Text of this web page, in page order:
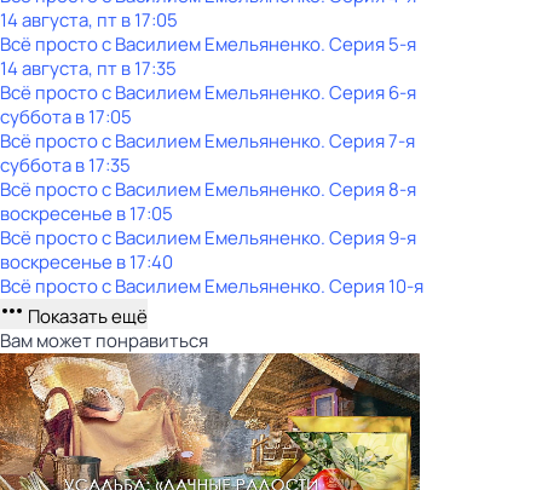
14 августа, пт в 17:05
Всё просто с Василием Емельяненко. Серия 5-я
14 августа, пт в 17:35
Всё просто с Василием Емельяненко. Серия 6-я
субботав17:05
Всё просто с Василием Емельяненко. Серия 7-я
субботав17:35
Всё просто с Василием Емельяненко. Серия 8-я
воскресенье в17:05
Всё просто с Василием Емельяненко. Серия 9-я
воскресенье в17:40
Всё просто с Василием Емельяненко. Серия 10-я
Показать ещё
Вам может понравиться